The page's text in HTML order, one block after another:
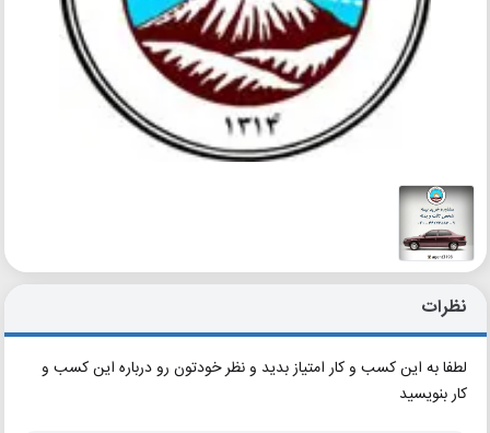
نظرات
لطفا به این کسب و کار امتیاز بدید و نظر خودتون رو درباره این کسب و
کار بنویسید